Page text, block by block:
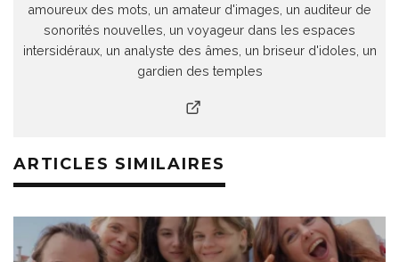
amoureux des mots, un amateur d'images, un auditeur de
sonorités nouvelles, un voyageur dans les espaces
intersidéraux, un analyste des âmes, un briseur d'idoles, un
gardien des temples
ARTICLES SIMILAIRES